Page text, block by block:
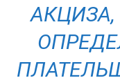
АКЦИЗА,